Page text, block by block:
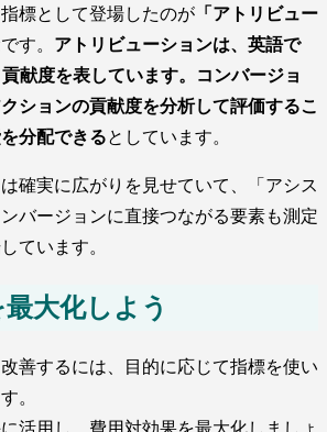
標として登場したのが 「アトリビュー
す。 アトリビューションは、英語で
献度を表しています。コンバージョ
ションの貢献度を分析して評価するこ
分配できるとしています。
確実に広がりを見せていて、「アシス
バージョンに直接つながる要素も測定
ています。
大化しよう
善するには、目的に応じて指標を使い
。